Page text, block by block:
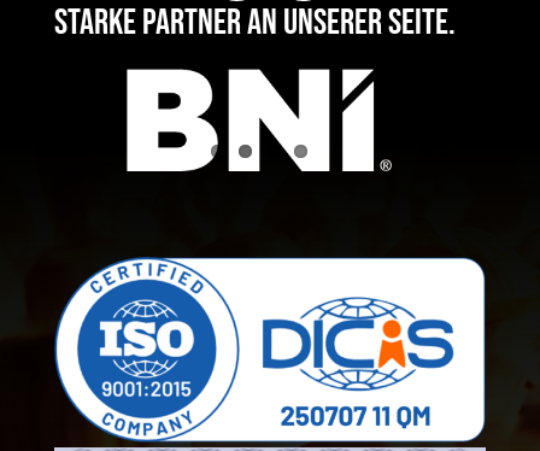
Starke Partner an unserer Seite.